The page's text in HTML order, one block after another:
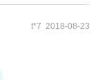
t*7 2018-08-23